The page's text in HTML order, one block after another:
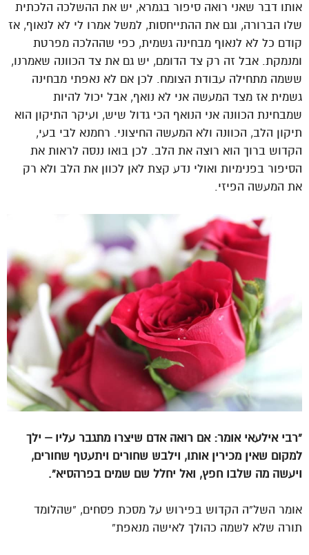
אותו דבר שאני רואה סיפור בגמרא, יש את ההשלכה הלכתית
שלו הברורה, וגם את ההתייחסות, למשל אמרו לי לא לנאוף, אז
קודם כל לא לנאוף מבחינה גשמית, כפי שההלכה מפרטת
ומנמקת. אבל זה רק צד הדומם, יש גם את צד הכוונה שאמרנו,
ששמה מתחילה עבודת הצומח. לכן אם לא נאפתי מבחינה
גשמית אז מצד המעשה אני לא נואף, אבל יכול להיות
שמבחינת הכוונה אני הנואף הכי גדול שיש, ועיקר התיקון הוא
תיקון הלב, הכוונה ולא המעשה החיצוני. רחמנא לבי בעי,
הקדוש ברוך הוא רוצה את הלב. לכן בואו ננסה לראות את
הסיפור בפנימיות ואולי נדע קצת לאן לכוון את הלב ולא רק
את המעשה הפיזי.
“רבי אילעאי אומר: אם רואה אדם שיצרו מתגבר עליו – ילך
למקום שאין מכירין אותו, וילבש שחורים ויתעטף שחורים,
ויעשה מה שלבו חפץ, ואל יחלל שם שמים בפרהסיא”.
אומר השל”ה הקדוש בפירוש על מסכת פסחים, “שהלומד
תורה שלא לשמה כהולך לאישה מנאפת”